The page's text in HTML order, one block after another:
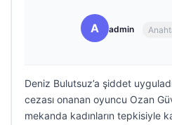
A admin
Deniz Bulutsuz’a şiddet
cezası onanan oyuncu Ozan
mekanda kadınların tepkisiyle